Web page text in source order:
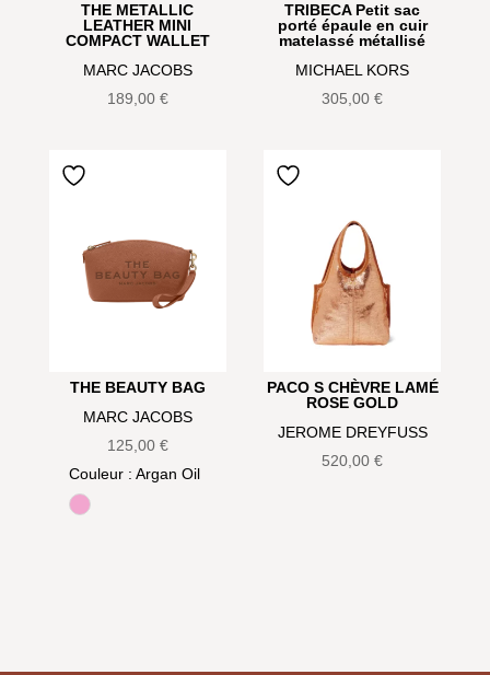
THE METALLIC
LEATHER MINI
COMPACT WALLET
MARC JACOBS
189,00 €
TRIBECA Petit sac
porté épaule en cuir
matelassé métallisé
MICHAEL KORS
305,00€
THE BEAUTY BAG
MARC JACOBS
125,00 €
Couleur : Argan Oil
Bow pink
PACO S CHÈVRE LAMÉ
ROSE GOLD
JEROME DREYFUSS
520,00€